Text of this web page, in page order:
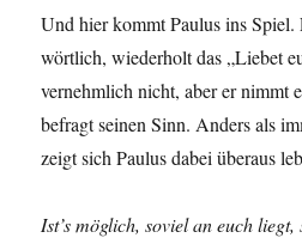
Und hier kommt Paulus ins Spiel.
wörtlich, wiederholt das „Liebet
vernehmlich nicht, aber er nimmt
befragt seinen Sinn. Anders als
zeigt sich Paulus dabei überaus
Ist’s möglich, soviel an euch